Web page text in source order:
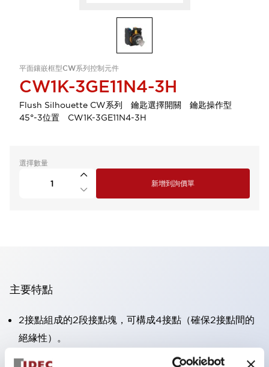
平面鑲嵌框型CW系列控制元件
CW1K-3GE11N4-3H
Flush Silhouette CW系列 鑰匙選擇開關 鑰匙操作型
45°-3位置 CW1K-3GE11N4-3H
選擇數量
新增到詢價單
主要特點
2接點組成的2段接點塊，可構成4接點（確保2接點間的
絕緣性）。
面板深度39.9mm（※11段接點塊）、59.9mm（※22段